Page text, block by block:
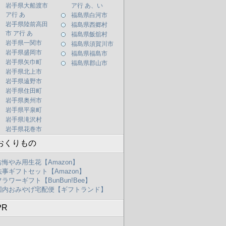
岩手県大船渡市
ア行 あ
岩手県陸前高田
市 ア行 あ
岩手県一関市
岩手県盛岡市
岩手県矢巾町
岩手県北上市
岩手県遠野市
岩手県住田町
岩手県奥州市
岩手県平泉町
岩手県滝沢村
岩手県花巻市
ア行 あ、い
福島県白河市
福島県西郷村
福島県飯舘村
福島県須賀川市
福島県福島市
福島県郡山市
くりもの
悔やみ用生花【Amazon】
事ギフトセット【Amazon】
ラワーギフト【BunBun!Bee】
内おみやげ宅配便【ギフトランド】